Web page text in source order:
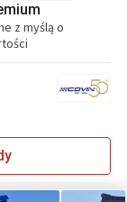
z myślą o